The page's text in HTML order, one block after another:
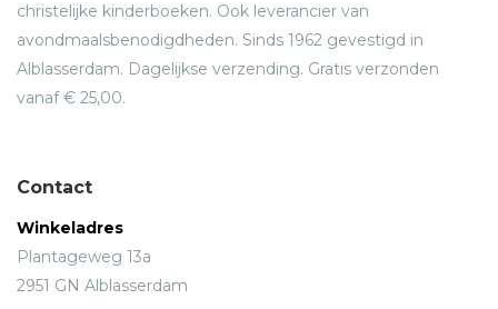
christelijke kinderboeken. Ook leverancier van
avondmaalsbenodigdheden. Sinds 1962 gevestigd in
Alblasserdam. Dagelijkse verzending. Gratis verzonden
vanaf € 25,00.
Contact
Winkeladres
Plantageweg 13a
2951 GN Alblasserdam